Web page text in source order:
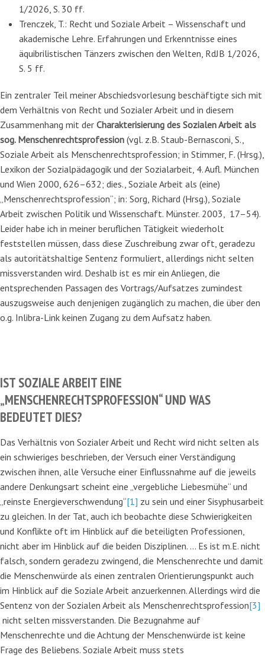
1/2026, S. 30 ff.
Trenczek, T.: Recht und Soziale Arbeit – Wissenschaft und
akademische Lehre. Erfahrungen und Erkenntnisse eines
äquibrilistischen Tänzers zwischen den Welten, RdJB 1/2026,
S. 5 ff.
Ein zentraler Teil meiner Abschiedsvorlesung beschäftigte sich mit
dem Verhältnis von Recht und Sozialer Arbeit und in diesem
Zusammenhang mit der Charakterisierung des Sozialen Arbeit als
sog. Menschenrechtsprofession (vgl. z.B. Staub-Bernasconi, S.,
Soziale Arbeit als Menschenrechtsprofession; in Stimmer, F. (Hrsg.),
Lexikon der Sozialpädagogik und der Sozialarbeit, 4. Aufl. München
und Wien 2000, 626–632; dies., Soziale Arbeit als (eine)
„Menschenrechtsprofession“; in: Sorg, Richard (Hrsg.), Soziale
Arbeit zwischen Politik und Wissenschaft. Münster. 2003, 17–54).
Leider habe ich in meiner beruflichen Tätigkeit wiederholt
feststellen müssen, dass diese Zuschreibung zwar oft, geradezu
als autoritätshaltige Sentenz formuliert, allerdings nicht selten
missverstanden wird. Deshalb ist es mir ein Anliegen, die
entsprechenden Passagen des Vortrags/Aufsatzes zumindest
auszugsweise auch denjenigen zugänglich zu machen, die über den
o.g. Inlibra-Link keinen Zugang zu dem Aufsatz haben.
IST SOZIALE ARBEIT EINE
„MENSCHENRECHTSPROFESSION“ UND WAS
BEDEUTET DIES?
Das Verhältnis von Sozialer Arbeit und Recht wird nicht selten als
ein schwieriges beschrieben, der Versuch einer Verständigung
zwischen ihnen, alle Versuche einer Einflussnahme auf die jeweils
andere Denkungsart scheint eine „vergebliche Liebesmühe“ und
„reinste Energieverschwendung“[1] zu sein und einer Sisyphusarbeit
zu gleichen. In der Tat, auch ich beobachte diese Schwierigkeiten
und Konflikte oft im Hinblick auf die beteiligten Professionen,
nicht aber im Hinblick auf die beiden Disziplinen. … Es ist m.E. nicht
falsch, sondern geradezu zwingend, die Menschenrechte und damit
die Menschenwürde als einen zentralen Orientierungspunkt auch
im Hinblick auf die Soziale Arbeit anzuerkennen. Allerdings wird die
Sentenz von der Sozialen Arbeit als Menschenrechtsprofession[3]
nicht selten missverstanden. Die Bezugnahme auf
Menschenrechte und die Achtung der Menschenwürde ist keine
Frage des Beliebens. Soziale Arbeit muss stets